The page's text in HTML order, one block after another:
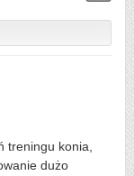
treningu konia,
dużo